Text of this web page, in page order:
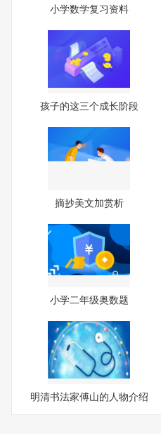
小学数学复习资料
孩子的这三个成长阶段
摘抄美文加赏析
小学二年级奥数题
明清书法家傅山的人物介绍